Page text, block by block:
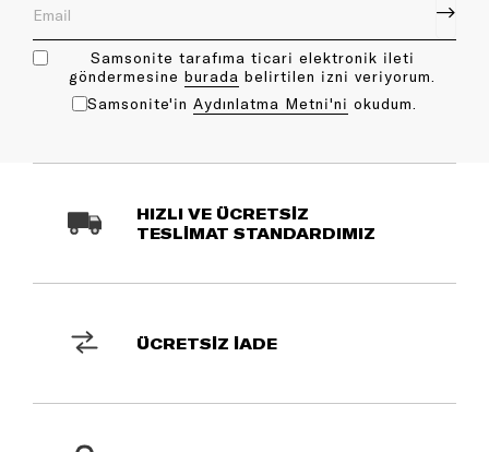
Samsonite tarafıma ticari elektronik ileti
göndermesine bu rada belirtilen izni veriyorum.
Samsonite'in Aydınlatma Metni'ni okudum.
HIZLI VE ÜCRETSİZ
TESLİMAT STANDARDIMIZ
ÜCRETSİZ İADE